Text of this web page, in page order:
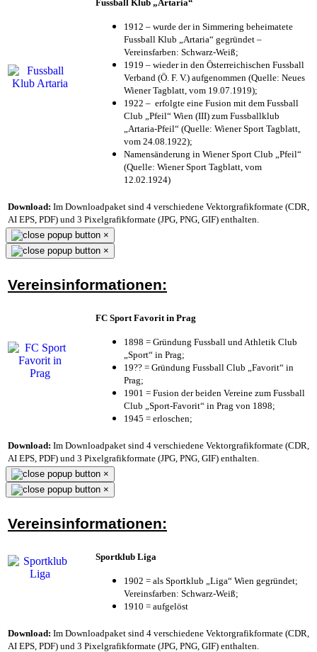
Fussball Klub „Artaria“
1912 – wurde der in Simmering beheimatete
Fussball Klub „Artaria“ gegründet –
Vereinsfarben: Schwarz-Weiß;
1919 – wieder in den Österreichischen Fussball
Verband (Ö. F. V.) aufgenommen (Quelle: Neues
Wiener Tagblatt, vom 19.07.1919);
1922 – erfolgte eine Fusion mit dem Fussball
Club „Pfeil“ Wien (III) zum Fussballklub
„Artaria-Pfeil“ (Quelle: Wiener Sport Tagblatt,
vom 24.08.1922);
Namensänderung in Wiener Sport Club „Pfeil“
(Quelle: Wiener Sport Tagblatt, vom
12.02.1924)
Download: Im Downloadpaket sind 4 verschiedene Vektorgrafikformate (CDR,
AI EPS, PDF) und 3 Pixelgrafikformate (JPG, PNG, GIF) enthalten.
×
×
Vereinsinformationen:
FC Sport Favorit in Prag
1898 = Gründung Fussball und Athletik Club
„Sport“ in Prag;
19?? = Gründung Fussball Club „Favorit“ in
Prag;
1901 = Fusion der beiden Vereine zum Fussball
Club „Sport-Favorit“ in Prag von 1898;
1945 = erloschen;
Download: Im Downloadpaket sind 4 verschiedene Vektorgrafikformate (CDR,
AI EPS, PDF) und 3 Pixelgrafikformate (JPG, PNG, GIF) enthalten.
×
×
Vereinsinformationen:
Sportklub Liga
1902 = als Sportklub „Liga“ Wien gegründet;
Vereinsfarben: Schwarz-Weiß;
1910 = aufgelöst
Download: Im Downloadpaket sind 4 verschiedene Vektorgrafikformate (CDR,
AI EPS, PDF) und 3 Pixelgrafikformate (JPG, PNG, GIF) enthalten.